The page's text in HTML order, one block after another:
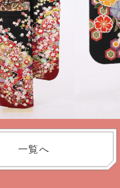
一覧へ